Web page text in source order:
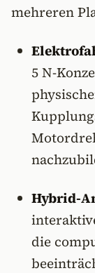
mehreren
5 N-
Hybrid-
die